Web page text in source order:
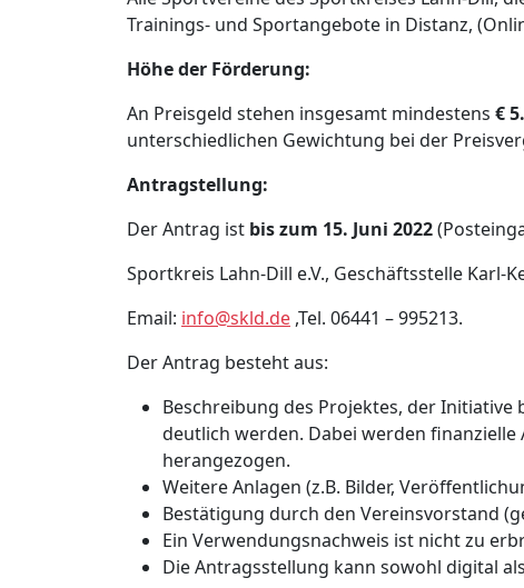
Trainings- und Sportangebote in Distanz,
Höhe der Förderung:
An Preisgeld stehen insgesamt mindestens €
unterschiedlichen Gewichtung bei der
Antragstellung:
Der Antrag ist bis zum 15. Juni 2022
Sportkreis Lahn-Dill e.V., Geschäftsstelle Karl-
Email: info@skld.de ,Tel. 06441 – 995213.
Der Antrag besteht aus:
Beschreibung des Projektes, der
deutlich werden. Dabei werden
herangezogen.
Weitere Anlagen (z.B. Bilder,
Bestätigung durch den Vereinsvorstand
Ein Verwendungsnachweis ist nicht zu
Die Antragsstellung kann sowohl digital